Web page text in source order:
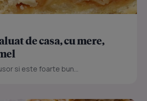
de casa, cu mere,
si este foarte bun...